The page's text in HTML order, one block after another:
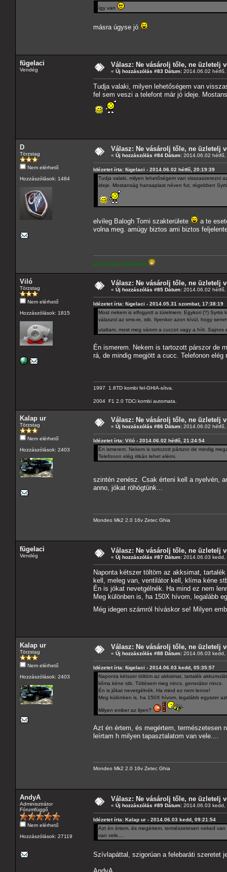
így van
másra úgyse jó
fügelaci
Vendég
Válasz: Ne vásárolj tőle, ne üzletelj
« Új hozzászólás #83 Dátum: 2014.06.02
Tudja valaki, milyen lehetőségem van
fel sem veszi a telefont már jó ideje.
D
Törzstag
Nem elérhető
Hozzászólások: 1484
Válasz: Ne vásárolj tőle, ne üzletelj
« Új hozzászólás #84 Dátum: 2014.06.02
Idézetet írta: fügelaci - 2014.06.02 hétfő, 20:19:39
Tudja valaki, milyen lehetőségem van visszaszerezni
ideje. Mostanság hansaplast néven fut, régebben
elvileg Balogh Tomi szakterülete
a te
volna meg. amúgy biztos ami biztos
paraméterekkel rendelkező Audira cserélném!
Viló
Törzstag
Nem elérhető
Hozzászólások: 1815
Válasz: Ne vásárolj tőle, ne üzletelj
« Új hozzászólás #85 Dátum: 2014.06.02
Idézetet írta: fügelaci - 2014.05.31 szombat, 17:38:19
Most nekem is elfogyott a türelmem. Egykori (?)
válaszol az sms-re, stb. Ilyenkor azon kívül, hogy
utaltam, most meg várom a cuccot vagy a hírt.
Én ismerem. Nekem is tartozott párszor de
rá, de mindig megjött a cucc. Telefonon elég
1997 1.8TD kombi fel-GHIA-sítva.
2004 F1 2.0 TDCi kombi automata.
Kalap ur
Törzstag
Nem elérhető
Hozzászólások: 2403
Válasz: Ne vásárolj tőle, ne üzletelj
« Új hozzászólás #86 Dátum: 2014.06.02
Idézetet írta: Viló - 2014.06.02 hétfő, 21:24:54
Én ismerem. Nekem is tartozott párszor de mindig
Telefonon elég ritkán lehet elérni.
szintén zenész. Csak érteni kell a nyelvén,
anno, jókat röhögtünk...
Mondeo Mk2 2.0 16v Zetec Ghia
fügelaci
Vendég
Válasz: Ne vásárolj tőle, ne üzletelj
« Új hozzászólás #87 Dátum: 2014.06.03 kedd,
Naponta kétszer töltöm az akksimat,
kell, meleg van, ventilátor kell, klíma kéne
Én is jókat nevetgélnék. Ha mind ez nem
Meg különben is, ha 150X hívom, legalább
Még idegen számról híváskor se! Milyen
Kalap ur
Törzstag
Nem elérhető
Hozzászólások: 2403
Válasz: Ne vásárolj tőle, ne üzletelj
« Új hozzászólás #88 Dátum: 2014.06.03 kedd,
Idézetet írta: fügelaci - 2014.06.03 kedd, 05:35:57
Naponta kétszer töltöm az akksimat, tartalék
klíma kéne stb. Töltésem meg nincs, generátor nincs.
Én is jókat nevetgélnék. Ha mind ez nem lenne!
Meg különben is, ha 150X hívom, legalább egyszer
Milyen ember az ilyen?
Azt én értem, és megértem, természetesen
leírtam h milyen tapasztalatom van vele....
Mondeo Mk2 2.0 16v Zetec Ghia
AndyA
Adminisztrátor
Fórumfüggő
Nem elérhető
Hozzászólások: 27119
Válasz: Ne vásárolj tőle, ne üzletelj
« Új hozzászólás #89 Dátum: 2014.06.03 kedd,
Idézetet írta: Kalap ur - 2014.06.03 kedd, 09:21:54
Azt én értem, és megértem, természetesen neked
van vele....
Szívlapáttal, szigorúan a felebaráti szeretet